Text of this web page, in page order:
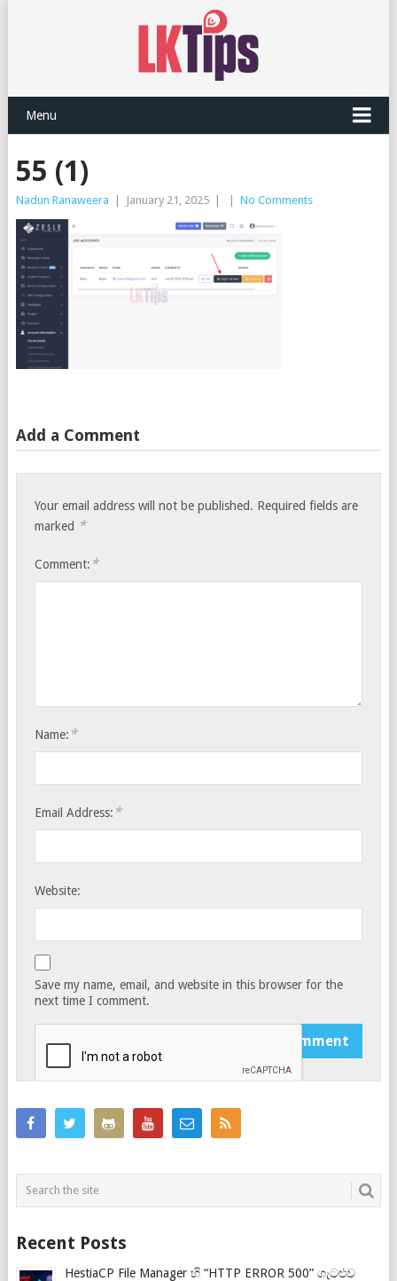
Menu
55 (1)
Nadun Ranaweera January 21, 2025 No Comments
Add a Comment
Your email address will not be published. Required fields are
marked *
Comment: *
Name: *
Email Address: *
Website:
Save my name, email, and website in this browser for the
next time I comment.
Recent Posts
HestiaCP File Manager හි “HTTP ERROR 500” ගැටළුව